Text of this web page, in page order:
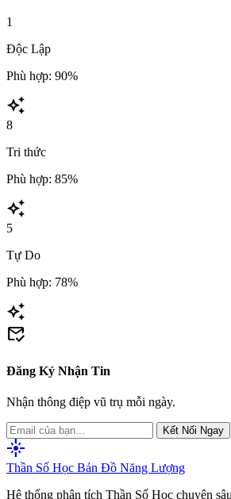
1
Độc Lập
Phù hợp: 90%
auto_awesome
8
Tri thức
Phù hợp: 85%
auto_awesome
5
Tự Do
Phù hợp: 78%
auto_awesome
mark_email_read
Đăng Ký Nhận Tin
Nhận thông điệp vũ trụ mỗi ngày.
Kết Nối Ngay
flare
Thần Số Học Bản Đồ Năng Lượng
Hệ thống phân tích Thần Số Học chuyên